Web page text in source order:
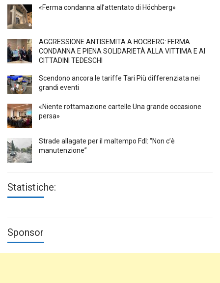
«Ferma condanna all’attentato di Höchberg»
AGGRESSIONE ANTISEMITA A HÖCBERG: FERMA
CONDANNA E PIENA SOLIDARIETÀ ALLA VITTIMA E AI
CITTADINI TEDESCHI
Scendono ancora le tariffe Tari Più differenziata nei
grandi eventi
«Niente rottamazione cartelle Una grande occasione
persa»
Strade allagate per il maltempo FdI: “Non c’è
manutenzione”
Statistiche:
Sponsor